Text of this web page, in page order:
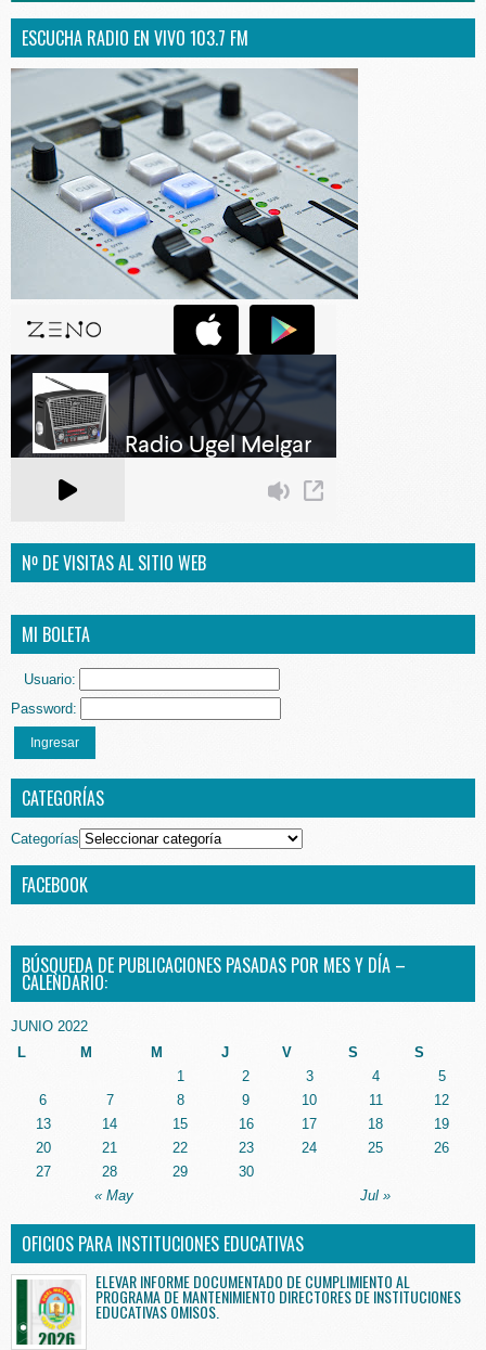
ESCUCHA RADIO EN VIVO 103.7 FM
Nº DE VISITAS AL SITIO WEB
MI BOLETA
Usuario:
Password:
Ingresar
CATEGORÍAS
Categorías
FACEBOOK
BÚSQUEDA DE PUBLICACIONES PASADAS POR MES Y DÍA –
CALENDARIO:
JUNIO 2022
L
M M J V S S
« May Jul »
1 2 3 4
5
6
7 8 9 10 11
12
13
14 15 16 17 18
19
20
21 22 23 24 25
26
27
28 29 30
OFICIOS PARA INSTITUCIONES EDUCATIVAS
ELEVAR INFORME DOCUMENTADO DE CUMPLIMIENTO AL
PROGRAMA DE MANTENIMIENTO DIRECTORES DE INSTITUCIONES
EDUCATIVAS OMISOS.